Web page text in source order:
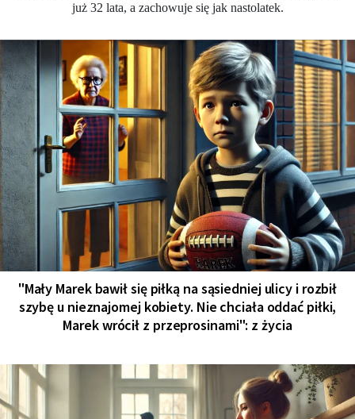
już 32 lata, a zachowuje się jak nastolatek.
"Mały Marek bawił się piłką na sąsiedniej ulicy i rozbił
szybę u nieznajomej kobiety. Nie chciała oddać piłki,
Marek wrócił z przeprosinami": z życia